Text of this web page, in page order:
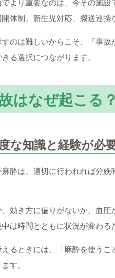
より重要なのは、今その施
体制、新生児対応、搬送連携
のは難しいからこそ、「事
る選択につながります。
はなぜ起こる
な知識と経験が必
酔は、適切に行われれば分
効き方に偏りがないか、血
は時間とともに状況が変わ
るときには、「麻酔を使う
す。